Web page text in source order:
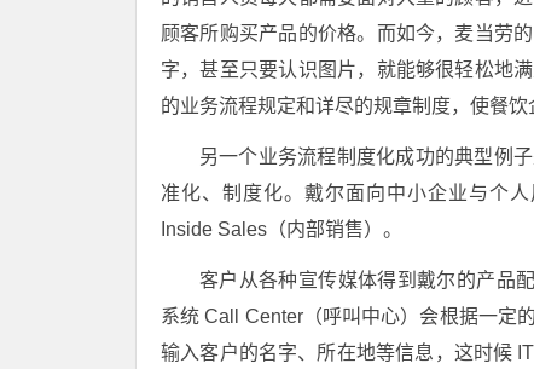
顾客所购买产品的价格。而如今，麦当劳
字，甚至只要认识图片，就能够很轻松地
的业务流程规定和详尽的规章制度，使餐饮
另一个业务流程制度化成功的典型例
准化、制度化。戴尔面向中小企业与个
Inside Sales（内部销售）。
客户从各种宣传媒体得到戴尔的产品
系统 Call Center（呼叫中心）会根据一定
输入客户的名字、所在地等信息，这时候